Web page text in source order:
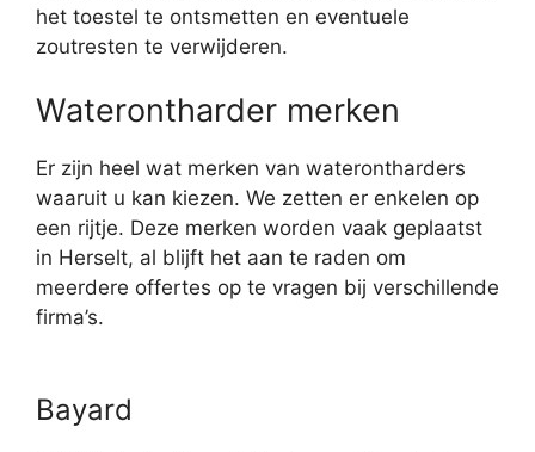
het toestel te ontsmetten en eventuele
zoutresten te verwijderen.
Waterontharder merken
Er zijn heel wat merken van waterontharders
waaruit u kan kiezen. We zetten er enkelen op
een rijtje. Deze merken worden vaak geplaatst
in Herselt, al blijft het aan te raden om
meerdere offertes op te vragen bij verschillende
firma’s.
Bayard